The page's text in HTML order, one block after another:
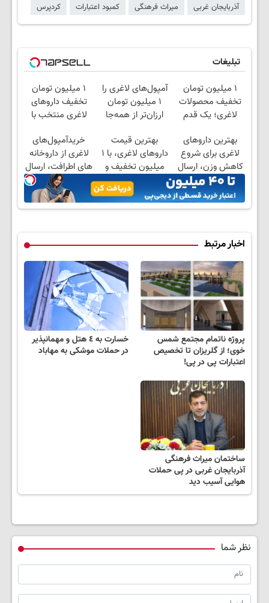
آذربایجان غربی میراث فرهنگی کمبود اعتبارات کردپرس
تبلیغات
۱ میلیون تومان
تخفیف محصولات
لاغری؛ یک قدم
کاهش وزن
آمپول‌های لاغری را
۱ میلیون تومان
ارزان‌تر از همه‌جا
۱ میلیون تومان
تخفیف داروهای
لاغری منتخب با
نزدیکت
بهترین داروهای
لاغری برای شروع
کاهش وزن، ارسال
از داروخانه های
نزدیکت!
بهترین قیمت
داروهای لاغری، با ۱
میلیون تخفیف و
ارسال از داروخانه‌
خریدآمپول‌های
لاغری از داروخانه
های اطرافت، ارسال
فوری همراه با پک
یخ!
اخبار مرتبط
پروژه ناتمام مجتمع شمس
خوی؛ از گلریزان تا تخصیص
اعتبارات پی در پی!
خسارت به ٤ هتل و مهمانپذیر
در حملات موشکی به مهاباد
ساختمان میراث فرهنگی
آذربایجان غربی در پی حملات
هوایی آسیب دید
نظر شما